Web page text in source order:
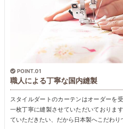
POINT.01
職人による丁寧な国内縫製
スタイルダートのカーテンはオーダーを
一枚丁寧に縫製させていただいておりま
ていただきたい、だから日本製へこだわり